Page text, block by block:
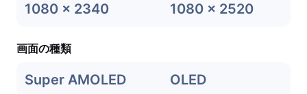
1080 x 2340 1080 x 2520
画面の種類
Super AMOLED OLED